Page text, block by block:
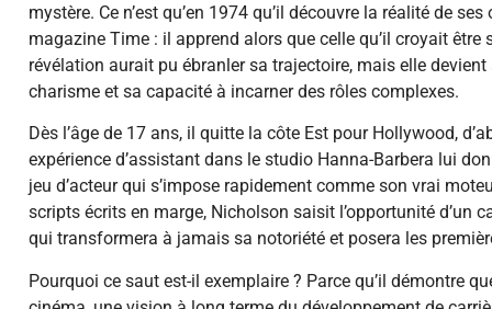
mystère. Ce n’est qu’en 1974 qu’il découvre la réalité de
magazine Time : il apprend alors que celle qu’il croyait
révélation aurait pu ébranler sa trajectoire, mais elle
charisme et sa capacité à incarner des rôles complexes.
Dès l’âge de 17 ans, il quitte la côte Est pour Hollywood,
expérience d’assistant dans le studio Hanna-Barbera lui
jeu d’acteur qui s’impose rapidement comme son vrai
scripts écrits en marge, Nicholson saisit l’opportunité d’un
qui transformera à jamais sa notoriété et posera les
Pourquoi ce saut est-il exemplaire ? Parce qu’il démontre